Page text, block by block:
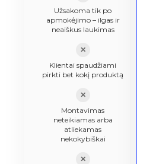
Užsakoma tik po
apmokėjimo – ilgas ir
neaiškus laukimas
✕
Klientai spaudžiami
pirkti bet kokį produktą
✕
Montavimas
neteikiamas arba
atliekamas
nekokybiškai
✕